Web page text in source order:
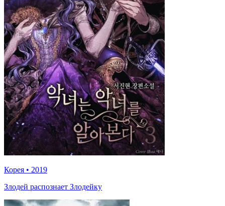
Корея • 2019
Злодей распознает Злодейку